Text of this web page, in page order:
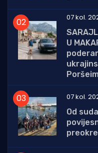
07 kol.
U
07 kol.
Od